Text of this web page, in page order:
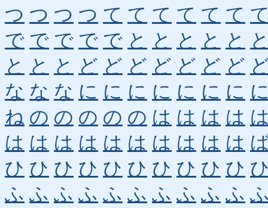
つ つ つ つ て て て て て て
で で で で で と と と と と
と と と ど ど ど ど ど ど ど
な な な に に に に に に に
ね の の の の の は は は は
は は は は は は は は は は
ひ ひ ひ ひ ひ ひ ひ ひ ひ ひ
ふ ふ ふ ふ ふ ふ ふ ふ ふ ふ